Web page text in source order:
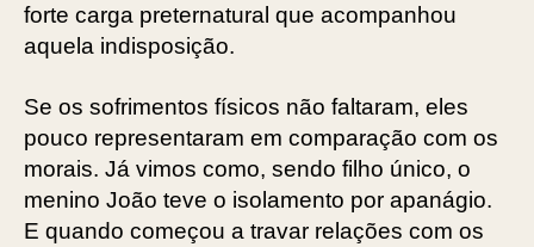
forte carga preternatural que acompanhou
aquela indisposição.
Se os sofrimentos físicos não faltaram, eles
pouco representaram em comparação com os
morais. Já vimos como, sendo filho único, o
menino João teve o isolamento por apanágio.
E quando começou a travar relações com os